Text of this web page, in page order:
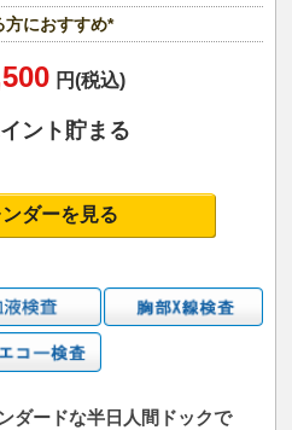
方におすすめ*
円(税込)
ント貯まる
ダーを見る
ダードな半日人間ドックで